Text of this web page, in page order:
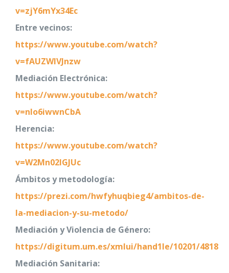
v=zjY6mYx34Ec
Entre vecinos:
https://www.youtube.com/watch?
v=fAUZWlVJnzw
Mediación Electrónica:
https://www.youtube.com/watch?
v=nlo6iwwnCbA
Herencia:
https://www.youtube.com/watch?
v=W2Mn02lGJUc
Ámbitos y metodología:
https://prezi.com/hwfyhuqbieg4/ambitos-de-
la-mediacion-y-su-metodo/
Mediación y Violencia de Género:
https://digitum.um.es/xmlui/hand1le/10201/4818
Mediación Sanitaria: